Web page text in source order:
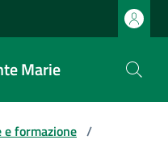
Marie
e formazione /